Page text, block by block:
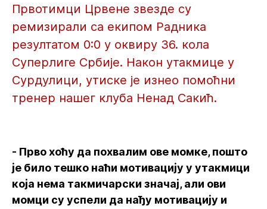
Првотимци Црвене звезде су
ремизирали са екипом Радника
резултатом 0:0 у оквиру 36. кола
Суперлиге Србије. Након утакмице у
Сурдулици, утиске је изнео помоћни
тренер нашег клуба Ненад Сакић.
- Прво хоћу да похвалим ове момке, пошто
је било тешко наћи мотивацију у утакмици
која нема такмичарски значај, али ови
момци су успели да нађу мотивацију и